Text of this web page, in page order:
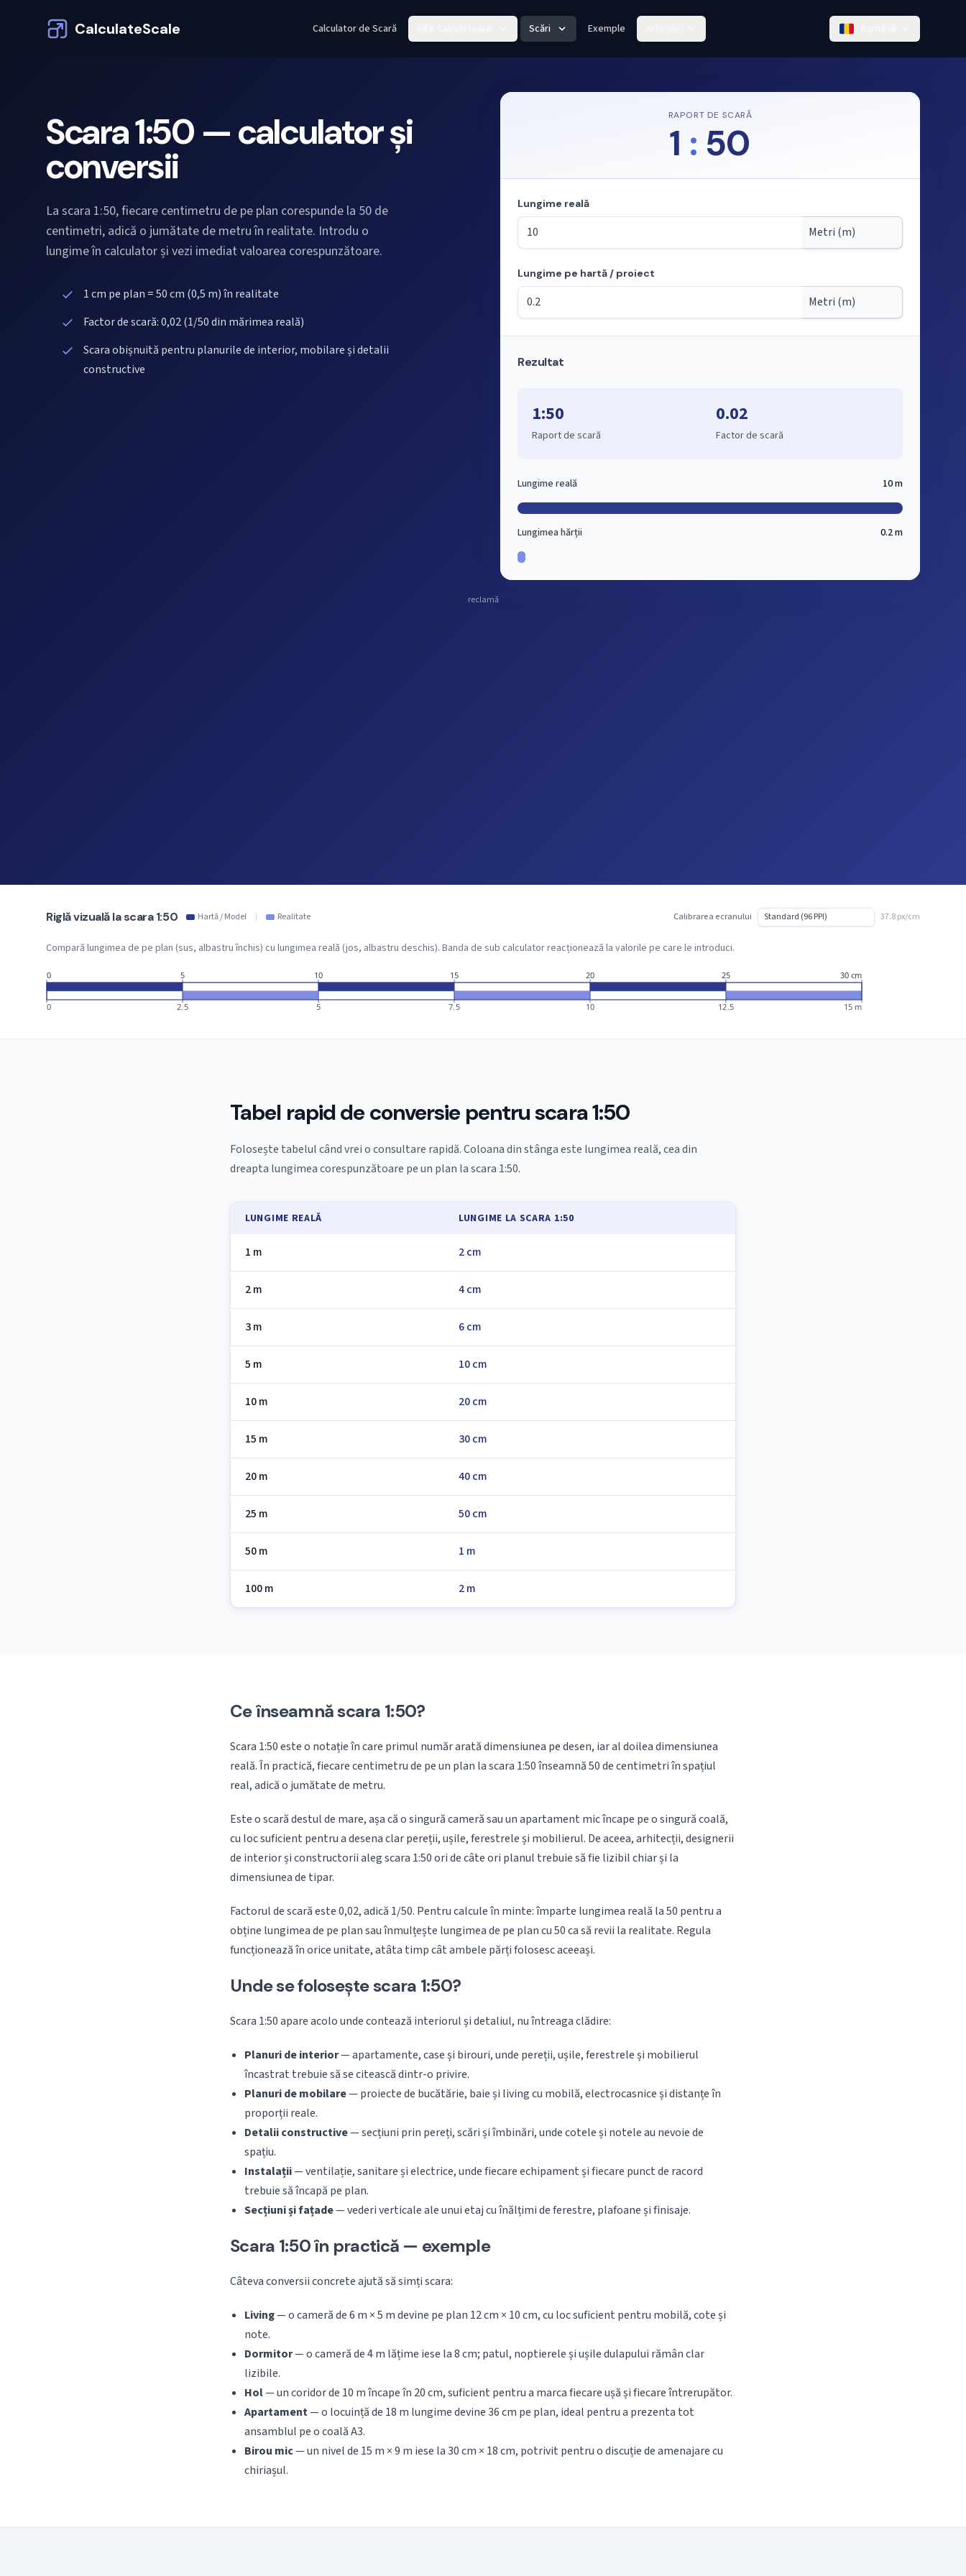
CalculateScale Calculator de Scară Scări Exemple
Scara 1:50 — calculator și
conversii
La scara 1:50, fiecare centimetru de pe plan corespunde la 50 de
centimetri, adică o jumătate de metru în realitate. Introdu o
lungime în calculator și vezi imediat valoarea corespunzătoare.
1 cm pe plan = 50 cm (0,5 m) în realitate
Factor de scară: 0,02 (1/50 din mărimea reală)
Scara obișnuită pentru planurile de interior, mobilare și detalii
constructive
RAPORT DE SCARĂ
1 : 50
Mod: calculul lungimilor din scară
Lungime reală
Lungime pe hartă / proiect
Rezultat
1:50
Raport de scară
0.02
Factor de scară
Lungime reală 10 m
Lungimea hărții 0.2 m
reclamă
Riglă vizuală la scara 1:50 Hartă / Model | Realitate Calibrarea ecranului 37.8 px/cm
Compară lungimea de pe plan (sus, albastru închis) cu lungimea reală (jos, albastru deschis). Banda de sub calculator reacționează la valorile pe care le introduci.
0
0
5
2.5
10
5
15
7.5
20
10
25
12.5
30 cm
15 m
Tabel rapid de conversie pentru scara 1:50
Folosește tabelul când vrei o consultare rapidă. Coloana din stânga este lungimea reală, cea din
dreapta lungimea corespunzătoare pe un plan la scara 1:50.
LUNGIME REALĂ LUNGIME LA SCARA 1:50
1 m 2 cm
2 m 4 cm
3 m 6 cm
5 m 10 cm
10 m 20 cm
15 m 30 cm
20 m 40 cm
25 m 50 cm
50 m 1 m
100 m 2 m
Ce înseamnă scara 1:50?
Scara 1:50 este o notație în care primul număr arată dimensiunea pe desen, iar al doilea dimensiunea
reală. În practică, fiecare centimetru de pe un plan la scara 1:50 înseamnă 50 de centimetri în spațiul
real, adică o jumătate de metru.
Este o scară destul de mare, așa că o singură cameră sau un apartament mic încape pe o singură coală,
cu loc suficient pentru a desena clar pereții, ușile, ferestrele și mobilierul. De aceea, arhitecții, designerii
de interior și constructorii aleg scara 1:50 ori de câte ori planul trebuie să fie lizibil chiar și la
dimensiunea de tipar.
Factorul de scară este 0,02, adică 1/50. Pentru calcule în minte: împarte lungimea reală la 50 pentru a
obține lungimea de pe plan sau înmulțește lungimea de pe plan cu 50 ca să revii la realitate. Regula
funcționează în orice unitate, atâta timp cât ambele părți folosesc aceeași.
Unde se folosește scara 1:50?
Scara 1:50 apare acolo unde contează interiorul și detaliul, nu întreaga clădire:
Planuri de interior— apartamente, case și birouri, unde pereții, ușile, ferestrele și mobilierul
încastrat trebuie să se citească dintr-o privire.
Planuri de mobilare— proiecte de bucătărie, baie și living cu mobilă, electrocasnice și distanțe în
proporții reale.
Detalii constructive— secțiuni prin pereți, scări și îmbinări, unde cotele și notele au nevoie de
spațiu.
Instalații— ventilație, sanitare și electrice, unde fiecare echipament și fiecare punct de racord
trebuie să încapă pe plan.
Secțiuni și fațade— vederi verticale ale unui etaj cu înălțimi de ferestre, plafoane și finisaje.
Scara 1:50 în practică — exemple
Câteva conversii concrete ajută să simți scara:
Living— o cameră de 6 m × 5 m devine pe plan 12 cm × 10 cm, cu loc suficient pentru mobilă, cote și
note.
Dormitor— o cameră de 4 m lățime iese la 8 cm; patul, noptierele și ușile dulapului rămân clar
lizibile.
Hol— un coridor de 10 m încape în 20 cm, suficient pentru a marca fiecare ușă și fiecare întrerupător.
Apartament— o locuință de 18 m lungime devine 36 cm pe plan, ideal pentru a prezenta tot
ansamblul pe o coală A3.
Birou mic— un nivel de 15 m × 9 m iese la 30 cm × 18 cm, potrivit pentru o discuție de amenajare cu
chiriașul.